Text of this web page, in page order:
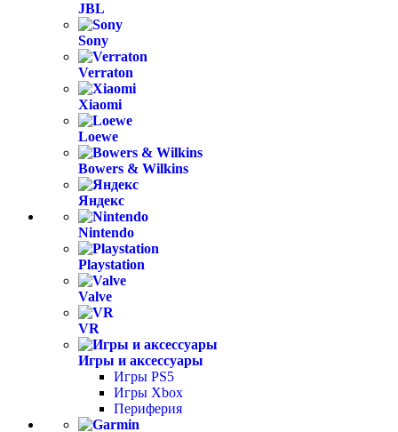
JBL
Sony
Verraton
Xiaomi
Loewe
Bowers & Wilkins
Яндекс
Nintendo
Playstation
Valve
VR
Игры и аксессуары
Игры PS5
Игры Xbox
Периферия